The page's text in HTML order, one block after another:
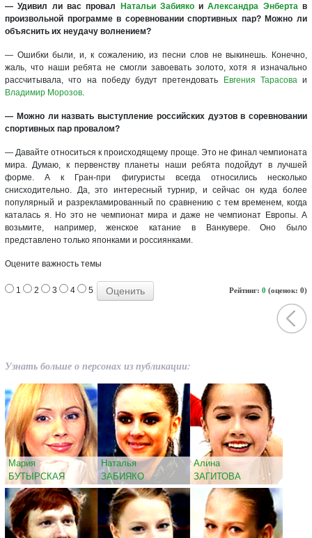
— Удивил ли вас провал Натальи ЗабиякоиАлександра Энбертав
произвольной программе в соревновании спортивных пар? Можно ли
объяснить их неудачу волнением?
— Ошибки были, и, к сожалению, из песни слов не выкинешь. Конечно,
жаль, что наши ребята не смогли завоевать золото, хотя я изначально
рассчитывала, что на победу будут претендовать
Евгения Тарасоваи
Владимир Морозов.
— Можно ли назвать выступление российских дуэтов в соревновании
спортивных пар провалом?
— Давайте относиться к происходящему проще. Это не финал чемпионата
мира. Думаю, к первенству планеты наши ребята подойдут в лучшей
форме. А к Гран-при фигуристы всегда относились несколько
снисходительно. Да, это интересный турнир, и сейчас он куда более
популярный и разрекламированный по сравнению с тем временем, когда
каталась я. Но это не чемпионат мира и даже не чемпионат Европы. А
возьмите, например, женское катание в Ванкувере. Оно было
представлено только японками и россиянками.
Оцените важность темы
Рейтинг: 0 (оценок: 0)
1 2 3 4 5
Узнать больше о персонах из публикации:
Мария
БУТЫРСКАЯ
Наталья
ЗАБИЯКО
Алина
ЗАГИТОВА